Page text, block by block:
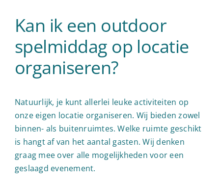
Kan ik een outdoor
spelmiddag op locatie
organiseren?
Natuurlijk, je kunt allerlei leuke activiteiten op
onze eigen locatie organiseren. Wij bieden zowel
binnen- als buitenruimtes. Welke ruimte geschikt
is hangt af van het aantal gasten. Wij denken
graag mee over alle mogelijkheden voor een
geslaagd evenement.